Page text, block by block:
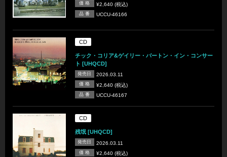
価 格 ¥2,640 (税込)
品 番 UCCU-46166
CD
チック・コリア&ゲイリー・バートン・イン・コンサー
ト [UHQCD]
発売日 2026.03.11
価 格 ¥2,640 (税込)
品 番 UCCU-46167
CD
残氓 [UHQCD]
発売日 2026.03.11
価 格 ¥2,640 (税込)